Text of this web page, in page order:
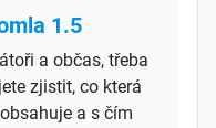
1.5
a občas, třeba
zjistit, co která
a s čím